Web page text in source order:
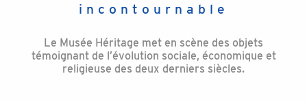
incontournable
Le Musée Héritage met en scène des objets
témoignant de l’évolution sociale, économique et
religieuse des deux derniers siècles.